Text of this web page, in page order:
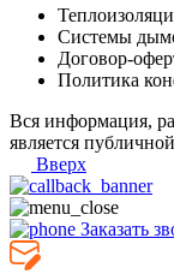
Системы
Договор-
Политика
Вся информация,
является
Вверх
Заказать